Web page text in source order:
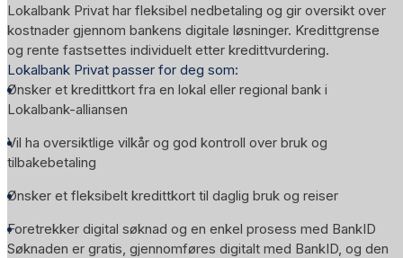
Lokalbank Privat har fleksibel nedbetaling og gir oversikt over
kostnader gjennom bankens digitale løsninger. Kredittgrense
og rente fastsettes individuelt etter kredittvurdering.
Lokalbank Privat passer for deg som:
Ønsker et kredittkort fra en lokal eller regional bank i
Lokalbank-alliansen
Vil ha oversiktlige vilkår og god kontroll over bruk og
tilbakebetaling
Ønsker et fleksibelt kredittkort til daglig bruk og reiser
Foretrekker digital søknad og en enkel prosess med BankID
Søknaden er gratis, gjennomføres digitalt med BankID, og den